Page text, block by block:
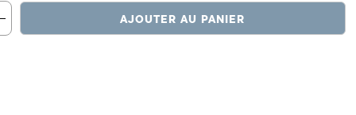
AJOUTER AU PANIER